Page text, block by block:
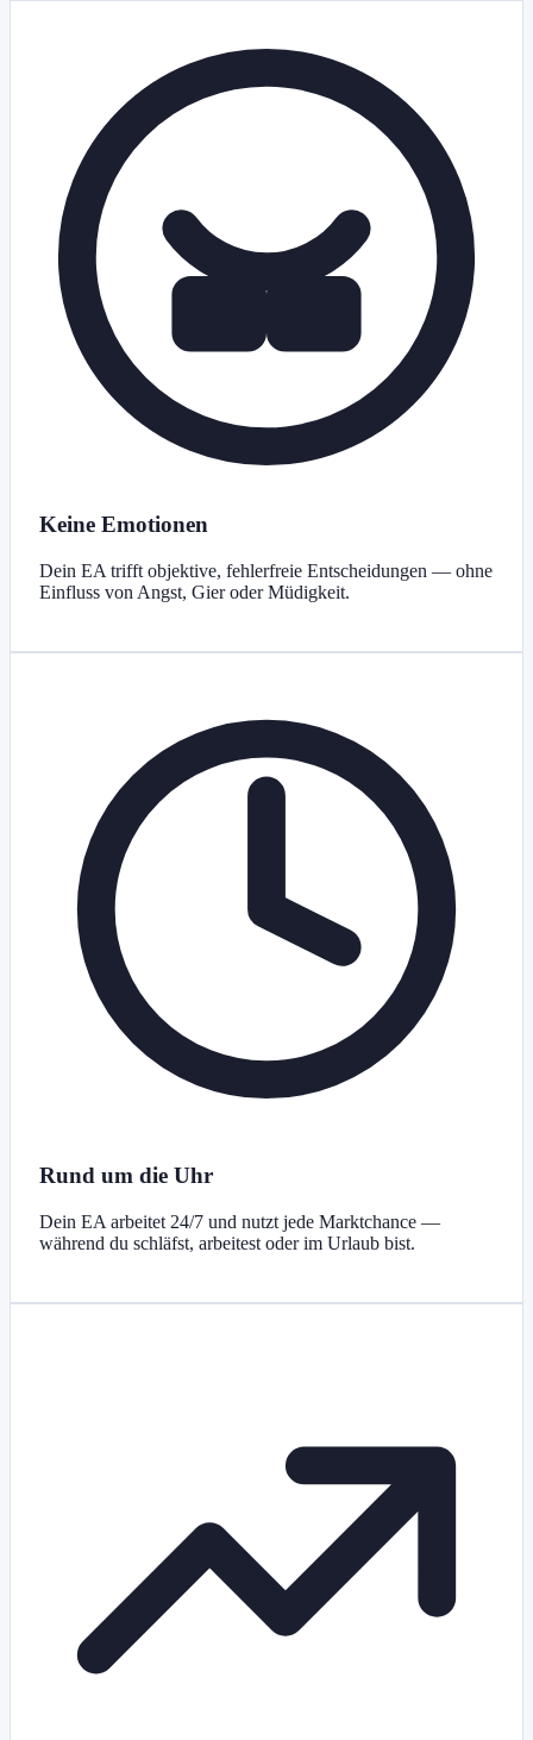
Keine Emotionen
Dein EA trifft objektive, fehlerfreie Entscheidungen — ohne
Einfluss von Angst, Gier oder Müdigkeit.
Rund um die Uhr
Dein EA arbeitet 24/7 und nutzt jede Marktchance —
während du schläfst, arbeitest oder im Urlaub bist.